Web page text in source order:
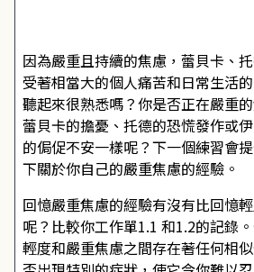
因為嚴重且持續的焦慮，蕾貝卡、
受著相當大的個人痛苦和日常生活
聽起來很熟悉嗎？你是否正在嚴重
蕾貝卡的擔憂、托德的恐慌發作或
的侷促不安一樣呢？下一個練習會
下關於你自己的嚴重焦慮的經驗。
回憶嚴重焦慮的經驗有沒有比回憶
呢？比較你工作單1.1 和1.2的記錄
輕度和嚴重焦慮之間存在著任何相